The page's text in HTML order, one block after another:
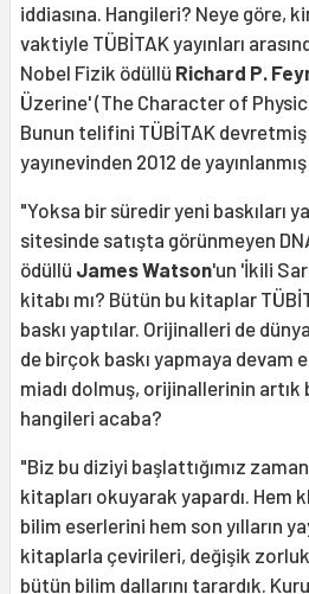
iddiasına. Hangileri? Neye göre,
vaktiyle TÜBİTAK yayınları
Nobel Fizik ödüllü Richard P.
Üzerine' (The Character of
Bunun telifini TÜBİTAK
yayınevinden 2012 de
"Yoksa bir süredir yeni baskıları
sitesinde satışta görünmeyen
ödüllü James Watson'un 'İkili
kitabı mı? Bütün bu kitaplar
baskı yaptılar. Orijinalleri de
de birçok baskı yapmaya devam
miadı dolmuş, orijinallerinin artık
hangileri acaba?
"Biz bu diziyi başlattığımız
kitapları okuyarak yapardı. Hem
bilim eserlerini hem son yılların
kitaplarla çevirileri, değişik
bütün bilim dallarını tarardık.